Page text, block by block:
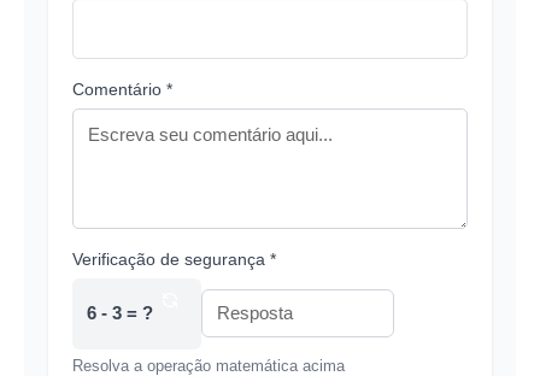
Comentário *
Verificação de segurança *
6 - 3 = ?
Resolva a operação matemática acima